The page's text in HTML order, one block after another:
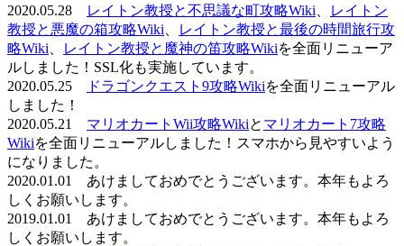
2020.05.28
レイトン教授と不思議な町攻略Wiki
レイトン
教授と悪魔の箱攻略Wiki
レイトン教授と最後の時間旅行攻
略Wiki
レイトン教授と魔神の笛攻略Wikiを全面リニューア
ルしました！SSL化も実施しています。
2020.05.25
ドラゴンクエスト9攻略Wikiを全面リニューアル
しました！
2020.05.21 マリオカートWii攻略Wikiと マリオカート7攻略
Wikiを全面リニューアルしました！スマホから見やすいよう
になりました。
2020.01.01 あけましておめでとうございます。本年もよろ
しくお願いします。
2019.01.01 あけましておめでとうございます。本年もよろ
しくお願いします。